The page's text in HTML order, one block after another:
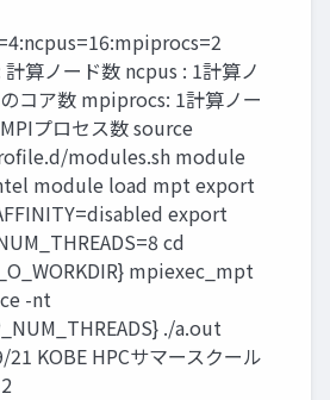
算ノード数 ncpus : 1計算ノ
コア数 mpiprocs: 1計算ノー
プロセス数 source
modules.sh module
module load mpt export
export
cd
mpiexec_mpt
-nt
./a.out
21 KOBE HPCサマースクール